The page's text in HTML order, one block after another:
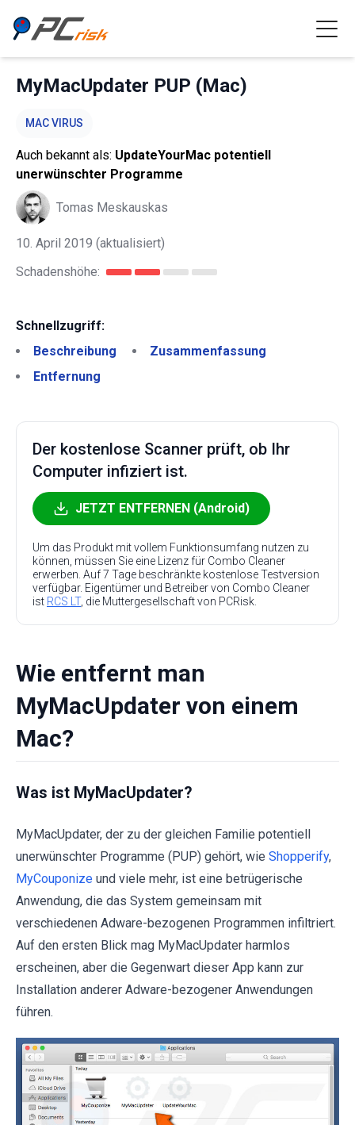
MyMacUpdater PUP (Mac)
MAC VIRUS
Auch bekannt als: UpdateYourMac potentiell
unerwünschter Programme
Tomas Meskauskas
10. April 2019 (aktualisiert)
Schadenshöhe:
Schnellzugriff:
Beschreibung
Zusammenfassung
Entfernung
Der kostenlose Scanner prüft, ob Ihr
Computer infiziert ist.
JETZT ENTFERNEN (Android)
Um das Produkt mit vollem Funktionsumfang nutzen zu
können, müssen Sie eine Lizenz für Combo Cleaner
erwerben. Auf 7 Tage beschränkte kostenlose Testversion
verfügbar. Eigentümer und Betreiber von Combo Cleaner
ist RCS LT, die Muttergesellschaft von PCRisk.
Wie entfernt man
MyMacUpdater von einem
Mac?
Was ist MyMacUpdater?
MyMacUpdater, der zu der gleichen Familie potentiell
unerwünschter Programme (PUP) gehört, wie Shopperify,
MyCouponize und viele mehr, ist eine betrügerische
Anwendung, die das System gemeinsam mit
verschiedenen Adware-bezogenen Programmen infiltriert.
Auf den ersten Blick mag MyMacUpdater harmlos
erscheinen, aber die Gegenwart dieser App kann zur
Installation anderer Adware-bezogener Anwendungen
führen.